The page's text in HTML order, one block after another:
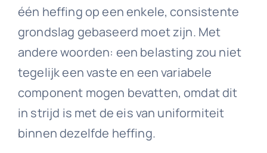
één heffing op een enkele, consistente
grondslag gebaseerd moet zijn. Met
andere woorden: een belasting zou niet
tegelijk een vaste en een variabele
component mogen bevatten, omdat dit
in strijd is met de eis van uniformiteit
binnen dezelfde heffing.